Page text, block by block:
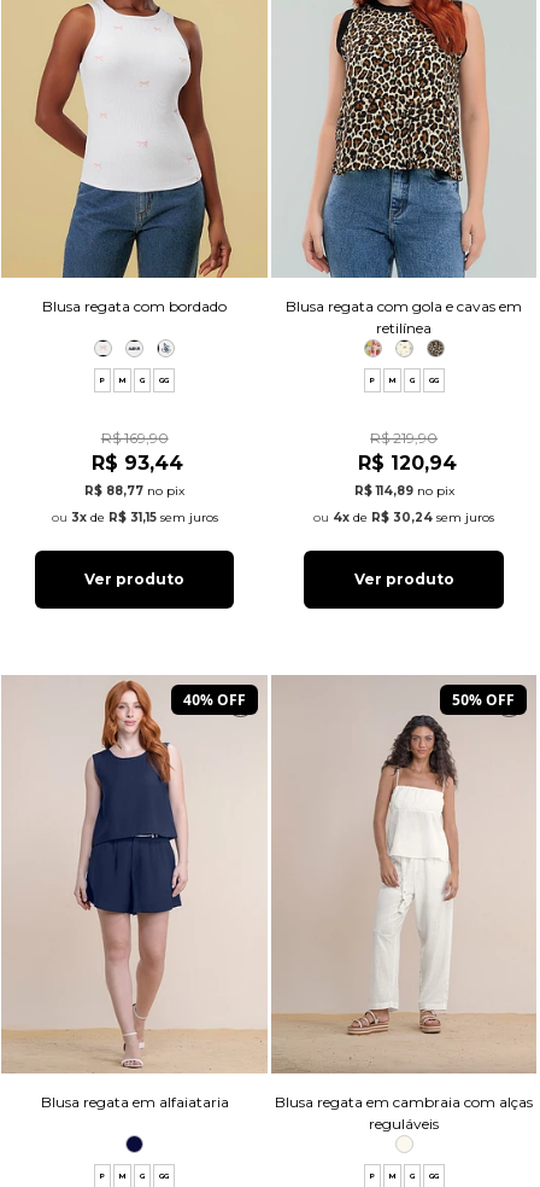
Blusa regata com bordado
P M G GG
R$ 169,90
R$ 93,44
R$ 88,77 no pix
3xde R$ 31,15sem juros
Ver produto
Blusa regata com gola e cavas em
retilínea
P M G GG
R$ 219,90
R$ 120,94
R$ 114,89 no pix
4x de R$ 30,24 sem juros
Ver produto
40% OFF
Blusa regata em alfaiataria
P M G GG
50% OFF
Blusa regata em cambraia com alças
reguláveis
P M G GG